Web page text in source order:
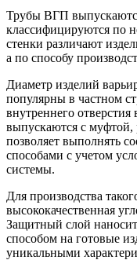
Трубы ВГП
классифицируются по
стенки различают
а по способу
Диаметр изделий
популярны в частном
внутреннего
выпускаются с муфтой,
позволяет выполнять
способами с учетом
системы.
Для производства
высококачественная
Защитный слой
способом на готовые
уникальными